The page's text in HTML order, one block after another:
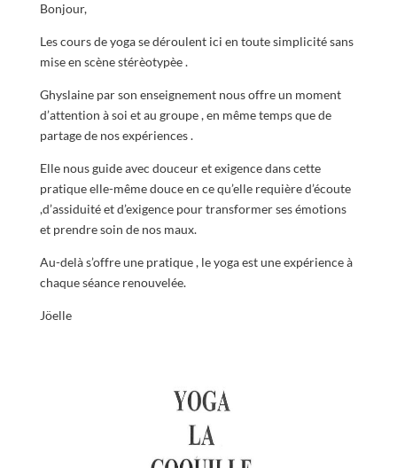
Bonjour,
Les cours de yoga se déroulent ici en toute simplicité sans
mise en scène stérèotypèe .
Ghyslaine par son enseignement nous offre un moment
d’attention à soi et au groupe , en même temps que de
partage de nos expériences .
Elle nous guide avec douceur et exigence dans cette
pratique elle-même douce en ce qu’elle requière d’écoute
,d’assiduité et d’exigence pour transformer ses émotions
et prendre soin de nos maux.
Au-delà s’offre une pratique , le yoga est une expérience à
chaque séance renouvelée.
Jöelle